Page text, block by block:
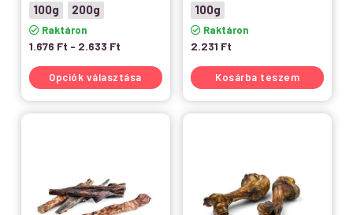
100g 200g
Raktáron
1.676 Ft - 2.633 Ft
Opciók választása
100g
Raktáron
2.231 Ft
Kosárba teszem